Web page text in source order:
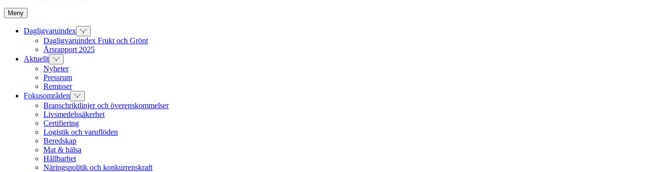
Meny
Dagligvaruindex
Dagligvaruindex Frukt och Grönt
Årsrapport 2025
Aktuellt
Nyheter
Pressrum
Remisser
Fokusområden
Branschriktlinjer och överenskommelser
Livsmedelssäkerhet
Certifiering
Logistik och varuflöden
Beredskap
Mat & hälsa
Hållbarhet
Näringspolitik och konkurrenskraft